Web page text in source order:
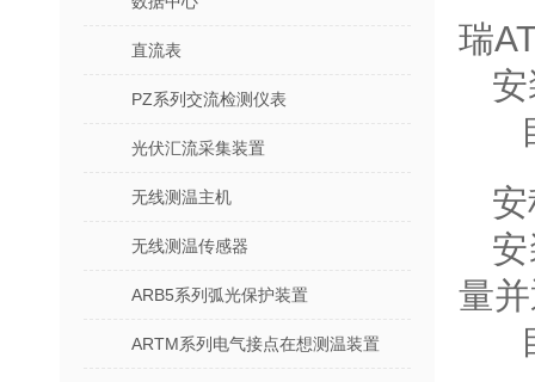
直流表
PZ系列交流检测仪表
光伏汇流采集装置
无线测温主机
无线测温传感器
ARB5系列弧光保护装置
ARTM系列电气接点在想测温装置
瑞
量